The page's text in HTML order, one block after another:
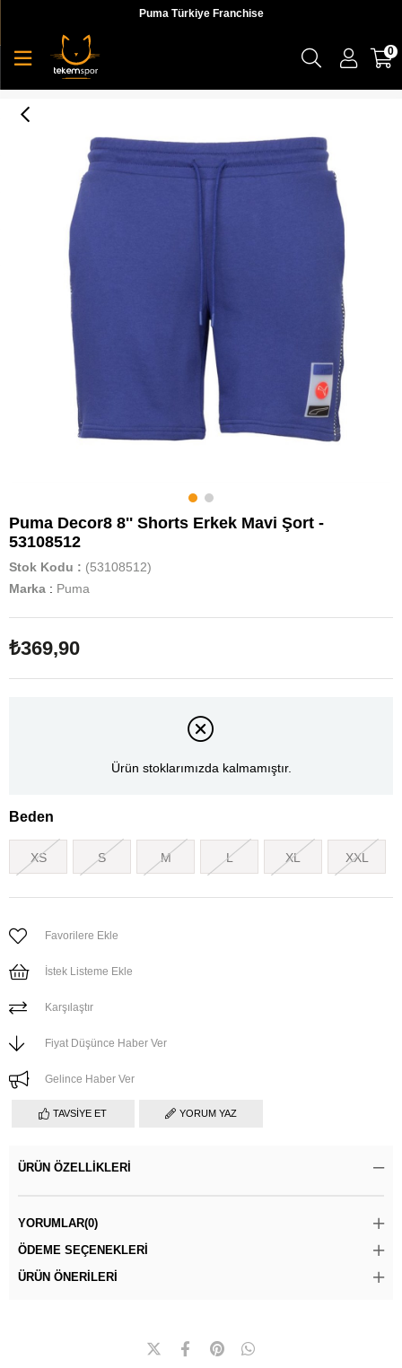
Puma Türkiye Franchise
0
Puma Decor8 8'' Shorts Erkek Mavi Şort -
53108512
Stok Kodu
(53108512)
Marka : Puma
₺369,90
Ürün stoklarımızda kalmamıştır.
Beden
XS S M L XL XXL
Favorilere Ekle
İstek Listeme Ekle
Karşılaştır
Fiyat Düşünce Haber Ver
Gelince Haber Ver
TAVSIYE ET YORUM YAZ
ÜRÜN ÖZELLIKLERI
YORUMLAR(0)
ÖDEME SEÇENEKLERI
ÜRÜN ÖNERILERI